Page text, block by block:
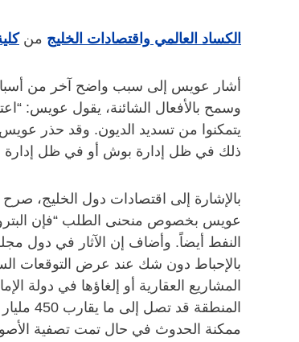
الكساد العالمي واقتصادات الخليج من
أشار عويس إلى سبب واضح آخر من
وسمح بالأفعال الشائنة، يقول عويس:
يتمكنوا من تسديد الديون. وقد حذر
ذلك في ظل إدارة بوش أو في ظل إدارة
بالإشارة إلى اقتصادات دول الخليج،
عويس بخصوص منحنى الطلب “فإن
النفط أيضاً. وأضاف إن الآثار في دول
بالإحباط دون شك عند عرض التوقعات
ممكنة الحدوث في حال تمت تصفية